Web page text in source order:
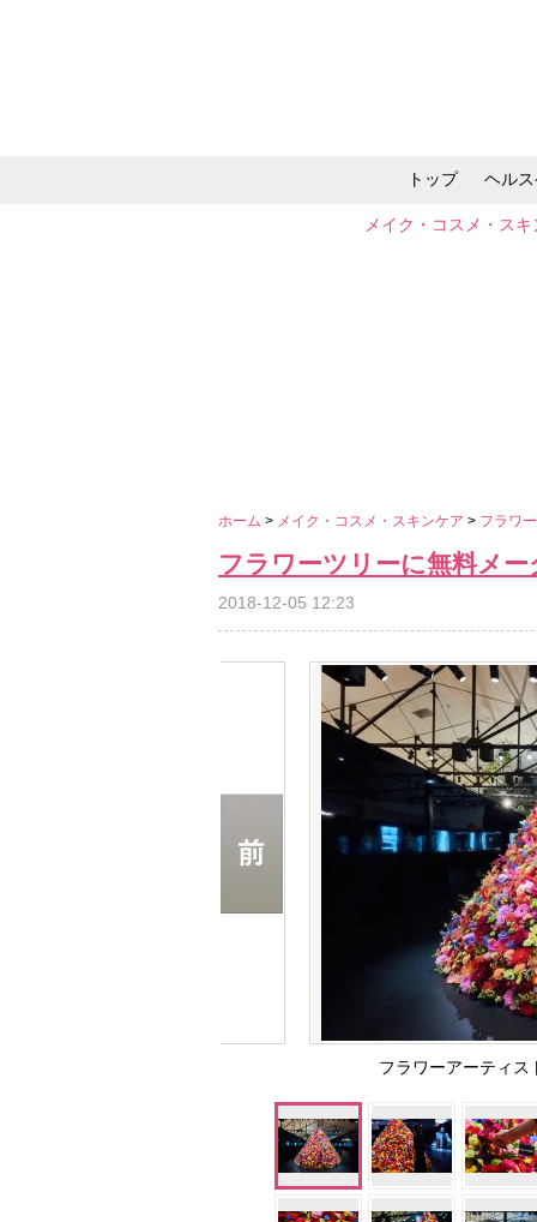
トップ ヘル
メイク・コスメ・ス
ホーム > メイク・コスメ・スキンケア > フラワ
フラワーツリーに無料メ
2018-12-05 12:23
フラワーアーティ